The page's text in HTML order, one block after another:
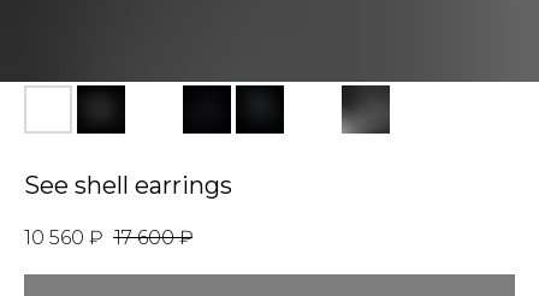
See shell earrings
10 560 ₽ 17 600 ₽